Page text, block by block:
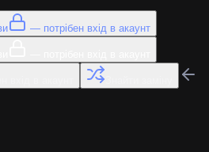
— потрібен вхід в акаунт